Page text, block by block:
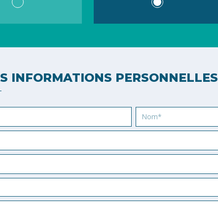
INFORMATIONS PERSONNELLES
Nom